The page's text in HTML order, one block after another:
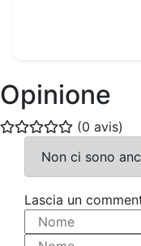
Opinione
(0 avis)
Non ci sono
Lascia un
Nome
Nome